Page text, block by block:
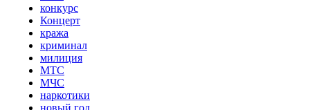
конкурс
Концерт
кража
криминал
милиция
МТС
МЧС
наркотики